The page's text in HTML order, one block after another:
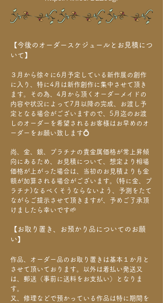
【今後のオーダースケジュールとお見積につ
いて】
３月から徐々に6月予定している新作展の創作
に入り、特に4月は新作創作に集中させて頂き
ます。その為、4月から頂くオーダーメイドの
内容や状況によって7月以降の完成、お渡し予
定となる場合がございますので、5月迄のお渡
しのオーダーを希望されるお客様はお早めのオ
ーダーをお願い致します💍
尚、金、銀、プラチナの貴金属価格が常上昇傾
向にあるため、お見積について、想定より相場
価格が上がった場合は、当初のお見積よりも金
額が加算される場合がございます。(特に金、プ
ラチナ)なるべくそうならないよう、予測をたて
ながらご提示させて頂きますが、予めご了承頂
けましたら幸いです🌱
【お取り置き、お預かり品についてのお願
い】
作品、オーダー品のお取り置きは基本１か月と
させて頂いております。以外は着払い発送又
は、郵送（事前に送料をお支払い）となりま
す。
又、修理などで預かっている作品は特に期間を